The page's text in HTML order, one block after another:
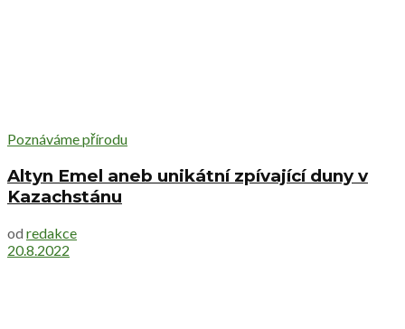
Poznáváme přírodu
Altyn Emel aneb unikátní zpívající duny v
Kazachstánu
od redakce
20.8.2022